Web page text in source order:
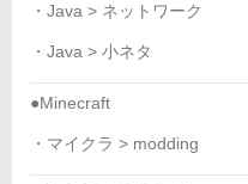
・Java > ネットワーク
・Java > 小ネタ
●Minecraft
・マイクラ > modding